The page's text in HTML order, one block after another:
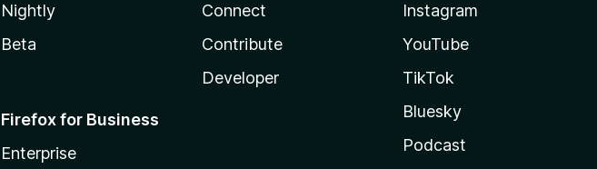
Nightly
Beta
Firefox for Business
Enterprise
Connect
Contribute
Developer
Instagram
YouTube
TikTok
Bluesky
Podcast